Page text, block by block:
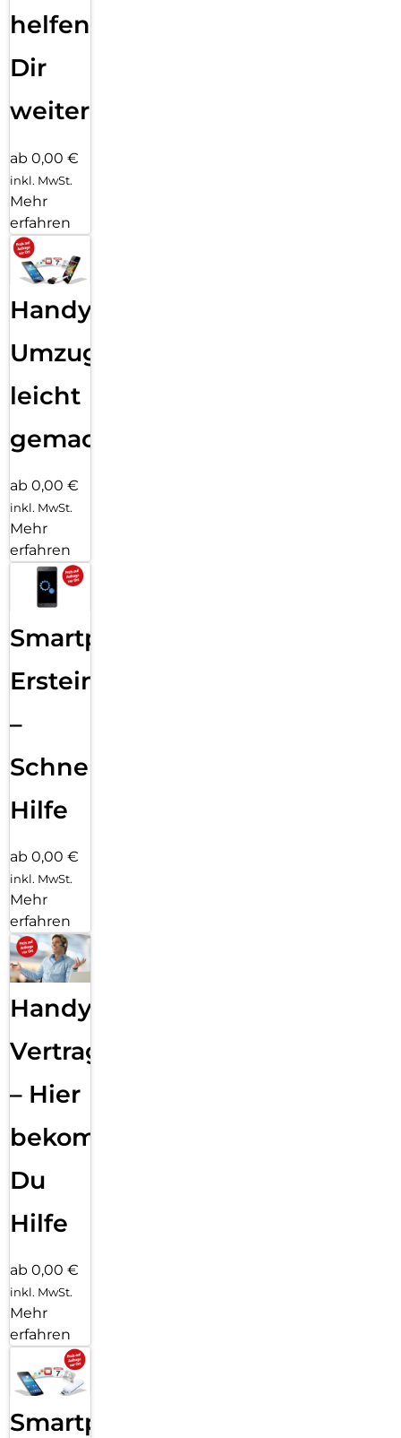
helfen
Dir
weiter
ab 0,00 €
inkl. MwSt.
Mehr
erfahren
Handy
Umzug
leicht
gemacht!
ab 0,00 €
inkl. MwSt.
Mehr
erfahren
Smartphone
Ersteinrichtung
–
Schnelle
Hilfe
ab 0,00 €
inkl. MwSt.
Mehr
erfahren
Handy
Vertragsabwicklung
– Hier
bekommst
Du
Hilfe
ab 0,00 €
inkl. MwSt.
Mehr
erfahren
Smartphone